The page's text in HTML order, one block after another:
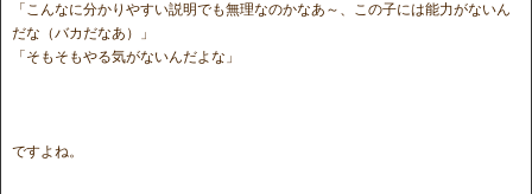
「こんなに分かりやすい説明でも無理なのかなあ～、この子には能力がないん
だな（バカだなあ）」
「そもそもやる気がないんだよな」
ですよね。